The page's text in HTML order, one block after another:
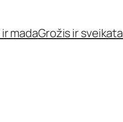
madaGrožis ir sveikata